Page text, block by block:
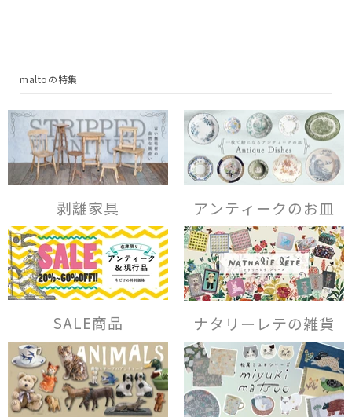
maltoの特集
剥離家具 アンティークのお皿
SALE商品 ナタリーレテの雑貨